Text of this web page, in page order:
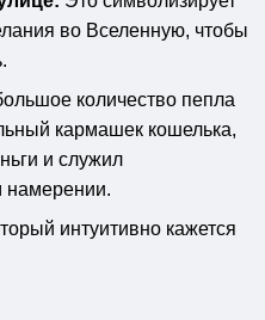
во Вселенную, чтобы
количество пепла
кармашек кошелька,
и служил
интуитивно кажется